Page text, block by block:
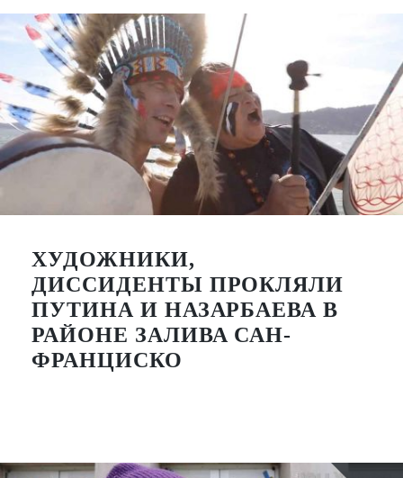
ХУДОЖНИКИ,
ДИССИДЕНТЫ ПРОКЛЯЛИ
ПУТИНА И НАЗАРБАЕВА В
РАЙОНЕ ЗАЛИВА САН-
ФРАНЦИСКО